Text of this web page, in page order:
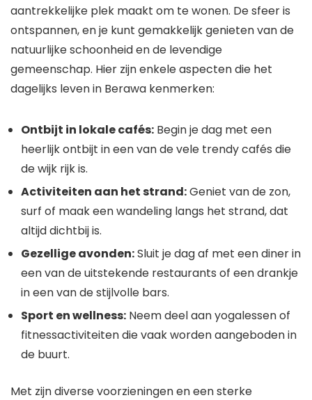
aantrekkelijke plek maakt om te wonen. De sfeer is
ontspannen, en je kunt gemakkelijk genieten van de
natuurlijke schoonheid en de levendige
gemeenschap. Hier zijn enkele aspecten die het
dagelijks leven in Berawa kenmerken:
Ontbijt in lokale cafés: Begin je dag met een
heerlijk ontbijt in een van de vele trendy cafés die
de wijk rijk is.
Activiteiten aan het strand:Geniet van de zon,
surf of maak een wandeling langs het strand, dat
altijd dichtbij is.
Gezellige avonden:Sluit je dag af met een diner in
een van de uitstekende restaurants of een drankje
in een van de stijlvolle bars.
Sport en wellness: Neem deel aan yogalessen of
fitnessactiviteiten die vaak worden aangeboden in
de buurt.
Met zijn diverse voorzieningen en een sterke